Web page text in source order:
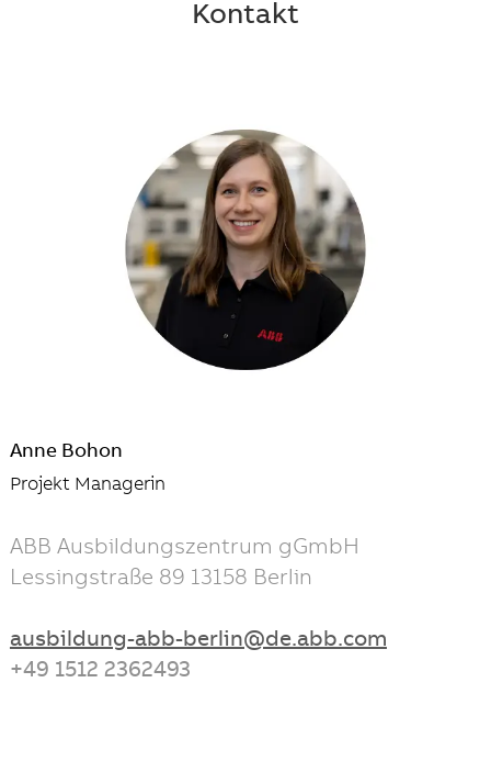
Kontakt
Anne Bohon
Projekt Managerin
ABB Ausbildungszentrum gGmbH
Lessingstraße 89 13158 Berlin
ausbildung-abb-berlin@de.abb.com
+49 1512 2362493